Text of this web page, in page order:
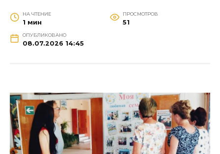
НА ЧТЕНИЕ
1 мин
ПРОСМОТРОВ
51
ОПУБЛИКОВАНО
08.07.2026 14:45